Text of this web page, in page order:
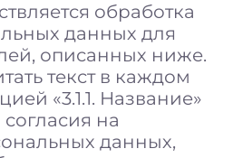
обработка
данных для
описанных ниже.
текст в каждом
«3.1.1. Название»
согласия на
данных,